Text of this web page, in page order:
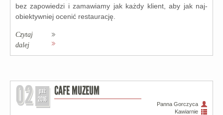
bez zapo­wie­dzi i zama­wia­my jak każ­dy klient, aby jak naj­
obiek­tyw­niej oce­nić restau­ra­cję.
Czytaj
dalej
02
paź
2016
CAFE MUZEUM
Panna Gorczyca
Kawiarnie